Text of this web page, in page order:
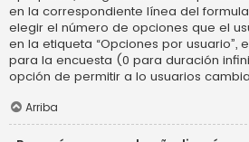
en la correspondiente línea del
elegir el número de opciones que el
en la etiqueta “Opciones por usuario”,
para la encuesta (0 para duración
opción de permitir a lo usuarios
Arriba